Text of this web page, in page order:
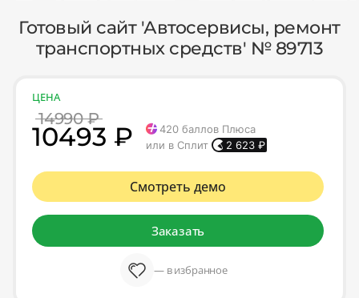
Готовый сайт 'Автосервисы, ремонт
транспортных средств' № 89713
ЦЕНА
14990 ₽
10493 ₽ 420 баллов Плюса
или в Сплит
2 623 ₽
Смотреть демо
Заказать
— в избранное